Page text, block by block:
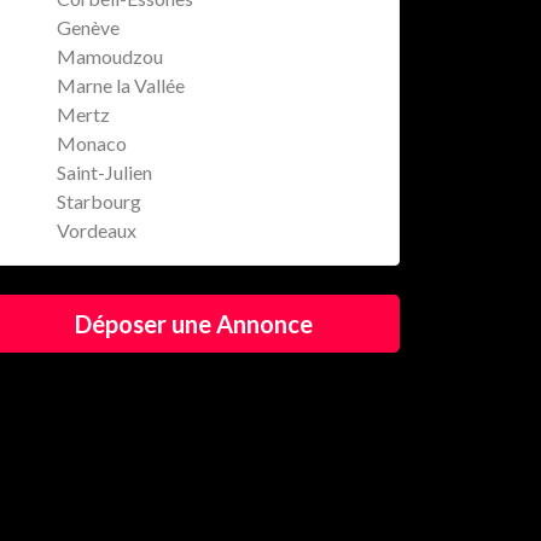
Genève
Mamoudzou
Marne la Vallée
Mertz
Monaco
Saint-Julien
Starbourg
Vordeaux
Déposer une Annonce